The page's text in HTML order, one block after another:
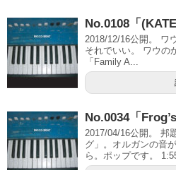
No.0108「
2018/12/16公開。 ワ
それでいい。 ワウの
「Family A...
No.0034「
2017/04/16公開。 邦
グ」。オルガンの音
ら。ポップです。